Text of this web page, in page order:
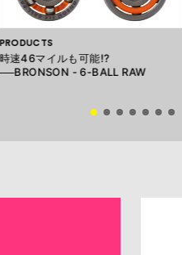
PRODUCTS
時速46マイルも可能!?
──BRONSON - 6-BALL RAW